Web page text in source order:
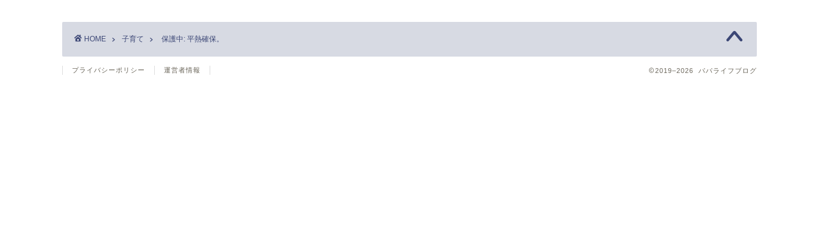
HOME 子育て 保護中: 平熱確保。
プライバシーポリシー 運営者情報 2019–2026 パパライフブログ